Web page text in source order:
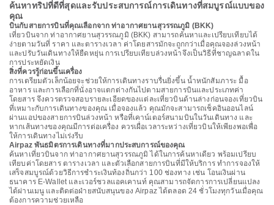
ค้นหาทริปที่ดีที่สุดและรับประสบการณ์การเดินทางที่สมบูรณ์แบบของ
คุณ
บินกับสายการบินที่คุณเลือกจาก ท่าอากาศยานสุวรรณภูมิ (BKK)
เที่ยวบินจาก ท่าอากาศยานสุวรรณภูมิ (BKK) สามารถค้นหาและเปรียบเทียบได้
ง่ายตามวันที่ ราคา และตารางเวลา ค่าโดยสารมักจะถูกกว่าเมื่อคุณจองล่วงหน้า
และปรับวันเดินทางให้ยืดหยุ่น การเปรียบเทียบล่วงหน้าจึงเป็นวิธีที่ชาญฉลาดใน
การประหยัดเงิน
สิ่งที่ควรรู้ก่อนขึ้นเครื่อง
การเตรียมตัวเล็กน้อยจะช่วยให้การเดินทางราบรื่นยิ่งขึ้น น้ำหนักสัมภาระ มื้อ
อาหาร และการเลือกที่นั่งอาจแตกต่างกันไปตามสายการบินและประเภทค่า
โดยสาร จึงควรตรวจสอบรายละเอียดของแต่ละเที่ยวบินด้านล่างก่อนจองเที่ยวบิน
ที่เหมาะกับการเดินทางของคุณ เมื่อจองแล้ว คุณมักจะสามารถเช็คอินออนไลน์
ผ่านแอปของสายการบินล่วงหน้า หรือที่เคาน์เตอร์สนามบินในวันเดินทาง และ
หากเส้นทางของคุณมีการต่อเครื่อง ควรเผื่อเวลาระหว่างเที่ยวบินให้เพียงพอเพื่อ
ให้การเดินทางไม่เร่งรีบ
Airpaz พันธมิตรการเดินทางที่มากประสบการณ์ของคุณ
ค้นหาเที่ยวบินจาก ท่าอากาศยานสุวรรณภูมิ ได้ในการค้นหาเดียว พร้อมเปรียบ
เทียบค่าโดยสาร ตารางเวลา และตัวเลือกสายการบินที่มีให้บริการ ทำการจองให้
เสร็จสมบูรณ์ด้วยวิธีการชำระเงินท้องถิ่นกว่า 100 ช่องทาง เช่น โอนเงินผ่าน
ธนาคาร E-Wallet และเวอร์ชวลแอคเคานท์ คุณสามารถจัดการการเปลี่ยนแปลง
ได้ผ่านเมนู และติดต่อฝ่ายสนับสนุนของ Airpaz ได้ตลอด 24 ชั่วโมงทุกวันเมื่อคุณ
ต้องการความช่วยเหลือ